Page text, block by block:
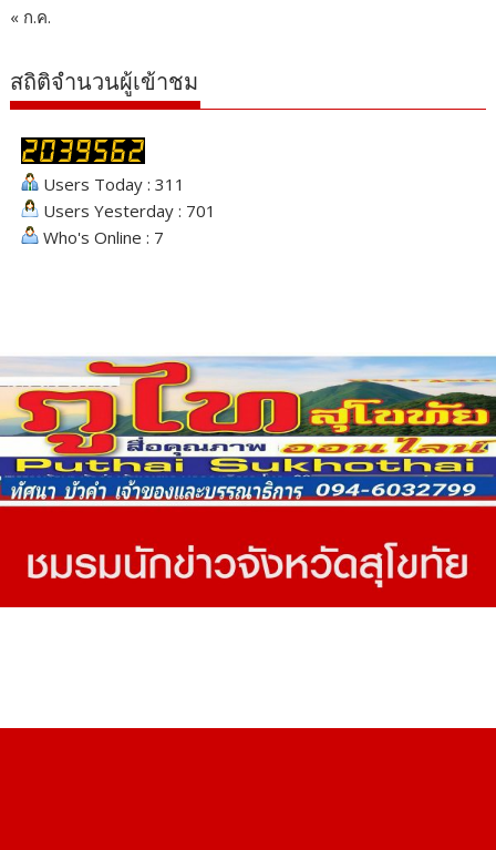
« ก.ค.
สถิติจำนวนผู้เข้าชม
Users Today : 311
Users Yesterday : 701
Who's Online : 7